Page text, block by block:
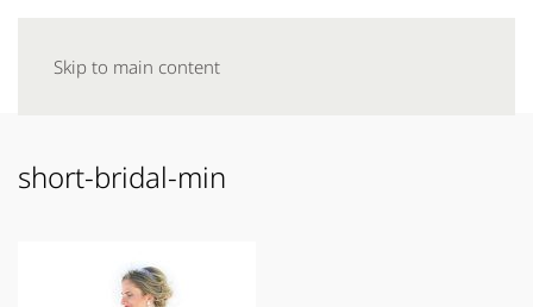
Skip to main content
short-bridal-min